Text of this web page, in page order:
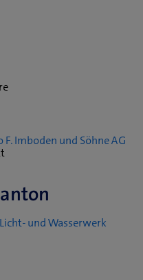
Imboden und Söhne AG
und Wasserwerk